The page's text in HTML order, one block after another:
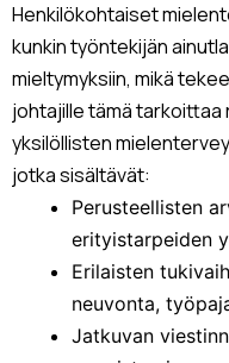
Henkilökohtaiset
kunkin työntekijän
mieltymyksiin, mikä
johtajille tämä
yksilöllisten
jotka sisältävät:
Perusteellisten
erityistarpeiden
Erilaisten
neuvonta,
Jatkuvan